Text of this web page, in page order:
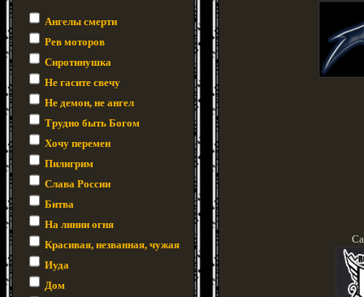
Ангелы смерти
Рев моторов
Сиротинушка
Не гасите свечу
Не демон, не ангел
Трудно быть Богом
Хочу перемен
Пилигрим
Слава России
Битва
На линии огня
Красивая, незванная, чужая
Иуда
Дом